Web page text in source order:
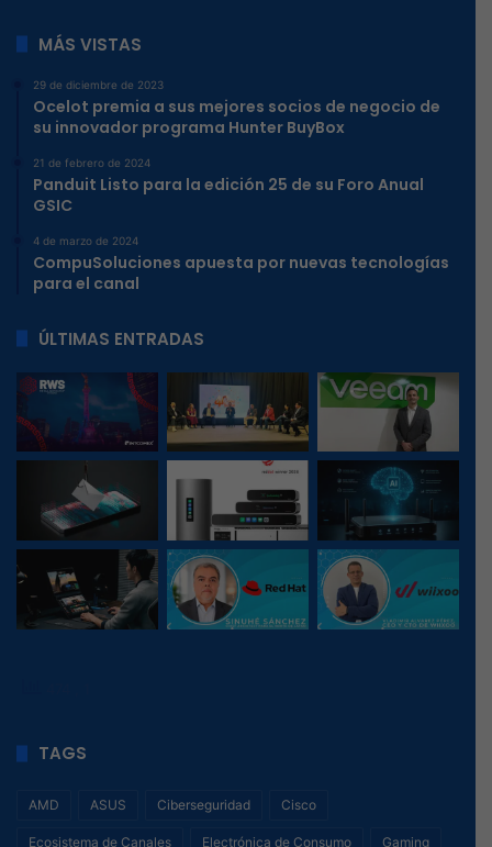
MÁS VISTAS
29 de diciembre de 2023
Ocelot premia a sus mejores socios de negocio de
su innovador programa Hunter BuyBox
21 de febrero de 2024
Panduit Listo para la edición 25 de su Foro Anual
GSIC
4 de marzo de 2024
CompuSoluciones apuesta por nuevas tecnologías
para el canal
ÚLTIMAS ENTRADAS
TAGS
AMD ASUS Ciberseguridad Cisco
Ecosistema de Canales Electrónica de Consumo Gaming